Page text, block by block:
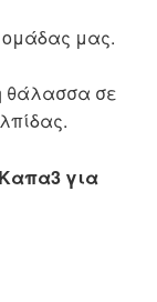
ομάδας μας.
θάλασσα σε
για